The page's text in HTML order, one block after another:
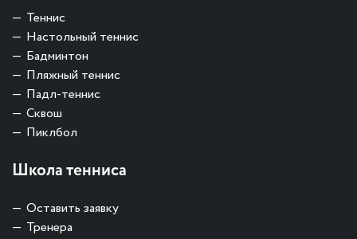
Теннис
Настольный теннис
Бадминтон
Пляжный теннис
Падл-теннис
Сквош
Пиклбол
Школа тенниса
Оставить заявку
Тренера